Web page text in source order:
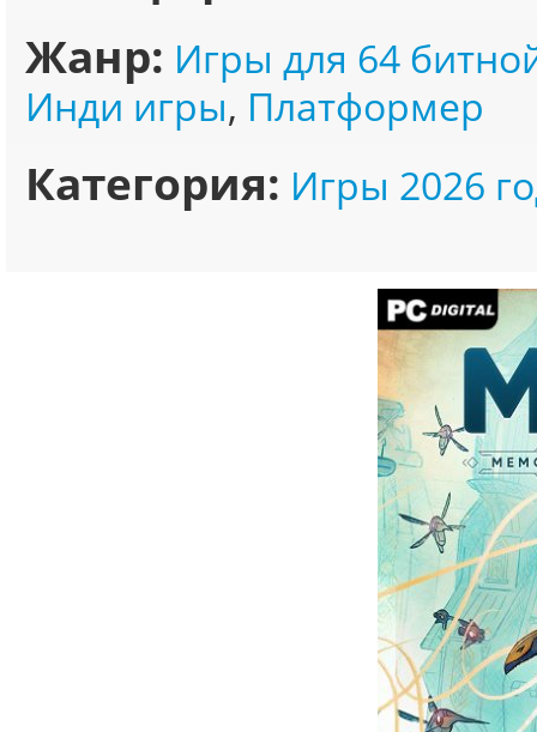
Жанр: Игры для 64
Инди игры, Платформер
Категория: Игры 2026